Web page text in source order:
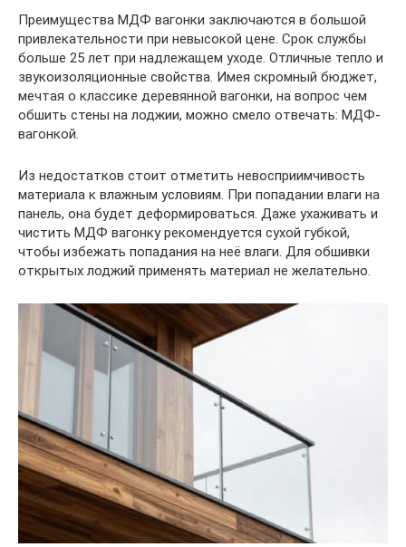
Преимущества МДФ вагонки заключаются в большой
привлекательности при невысокой цене. Срок службы
больше 25 лет при надлежащем уходе. Отличные тепло и
звукоизоляционные свойства. Имея скромный бюджет,
мечтая о классике деревянной вагонки, на вопрос чем
обшить стены на лоджии, можно смело отвечать: МДФ-
вагонкой.
Из недостатков стоит отметить невосприимчивость
материала к влажным условиям. При попадании влаги на
панель, она будет деформироваться. Даже ухаживать и
чистить МДФ вагонку рекомендуется сухой губкой,
чтобы избежать попадания на неё влаги. Для обшивки
открытых лоджий применять материал не желательно.